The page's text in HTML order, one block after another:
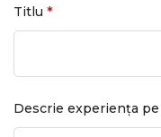
Titlu *
Descrie experiența